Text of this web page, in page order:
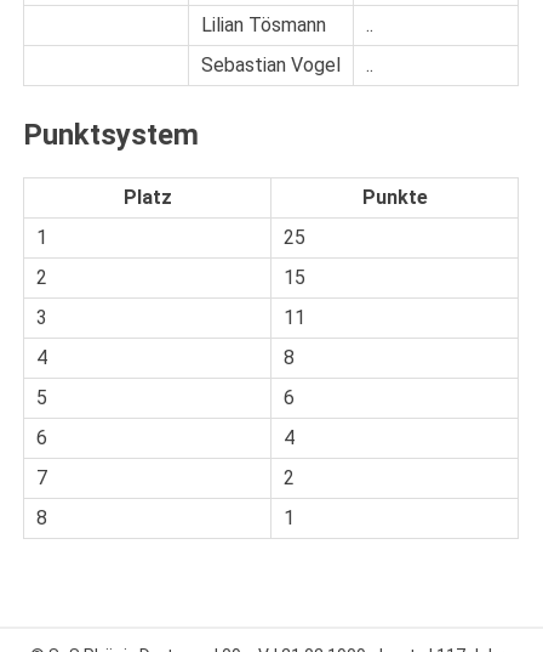
Lilian Tösmann
..
Sebastian Vogel
..
Punktsystem
Platz
Punkte
1
25
2
15
3
11
4
8
5
6
6
4
7
2
8
1